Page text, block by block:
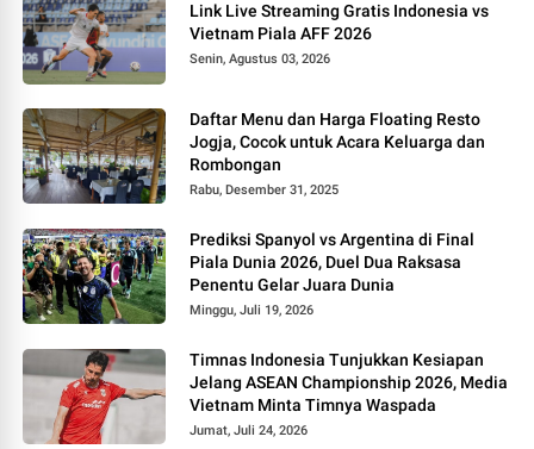
Link Live Streaming Gratis Indonesia vs
Vietnam Piala AFF 2026
Senin, Agustus 03, 2026
Daftar Menu dan Harga Floating Resto
Jogja, Cocok untuk Acara Keluarga dan
Rombongan
Rabu, Desember 31, 2025
Prediksi Spanyol vs Argentina di Final
Piala Dunia 2026, Duel Dua Raksasa
Penentu Gelar Juara Dunia
Minggu, Juli 19, 2026
Timnas Indonesia Tunjukkan Kesiapan
Jelang ASEAN Championship 2026, Media
Vietnam Minta Timnya Waspada
Jumat, Juli 24, 2026